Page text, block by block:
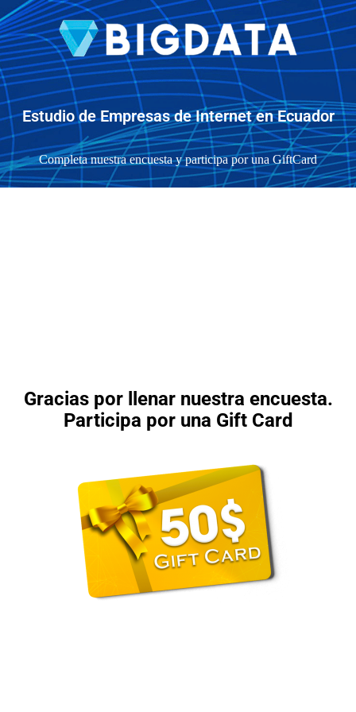
Estudio de Empresas de Internet en Ecuador
Completa nuestra encuesta y participa por una GiftCard
Gracias por llenar nuestra encuesta.
Participa por una Gift Card